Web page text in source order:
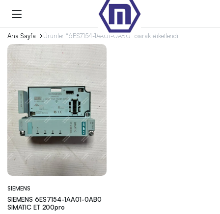
Ana Sayfa Ürünler “6ES7154-1AA01-0AB0” olarak etiketlendi
SIEMENS
SIEMENS 6ES7154-1AA01-0AB0
SIMATIC ET 200pro